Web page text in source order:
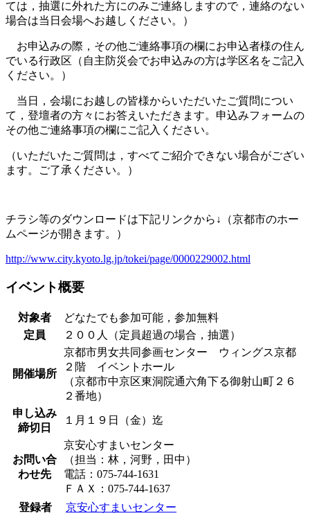
ては，抽選に外れた方にのみご連絡しますので，連絡のない
場合は当日会場へお越しください。）
お申込みの際，その他ご連絡事項の欄にお申込者様の住ん
でいる行政区（自主防災会でお申込みの方は学区名をご記入
ください。）
当日，会場にお越しの皆様からいただいたご質問につい
て，登壇者の方々にお答えいただきます。申込みフォームの
その他ご連絡事項の欄にご記入ください。
（いただいたご質問は，すべてご紹介できない場合がござい
ます。ご了承ください。）
チラシ等のダウンロードは下記リンクから↓（京都市のホー
ムページが開きます。）
http://www.city.kyoto.lg.jp/tokei/page/0000229002.html
イベント概要
対象者
どなたでも参加可能，参加無料
定員
２００人（定員超過の場合，抽選）
開催場所
京都市男女共同参画センター ウィングス京都
２階 イベントホール
（京都市中京区東洞院通六角下る御射山町２６
２番地）
申し込み
締切日
１月１９日（金）迄
お問い合
わせ先
京安心すまいセンター
（担当：林，河野，田中）
電話：075-744-1631
ＦＡＸ：075-744-1637
登録者
京安心すまいセンター